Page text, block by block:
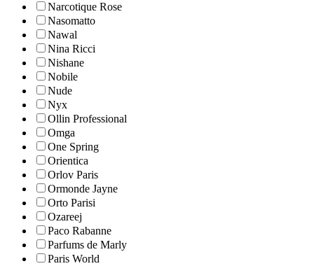
Narcotique Rose
Nasomatto
Nawal
Nina Ricci
Nishane
Nobile
Nude
Nyx
Ollin Professional
Omga
One Spring
Orientica
Orlov Paris
Ormonde Jayne
Orto Parisi
Ozareej
Paco Rabanne
Parfums de Marly
Paris World